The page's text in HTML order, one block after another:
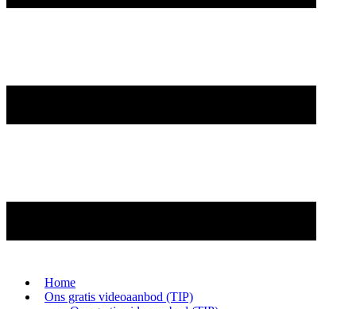
Home
Ons gratis videoaanbod (TIP)